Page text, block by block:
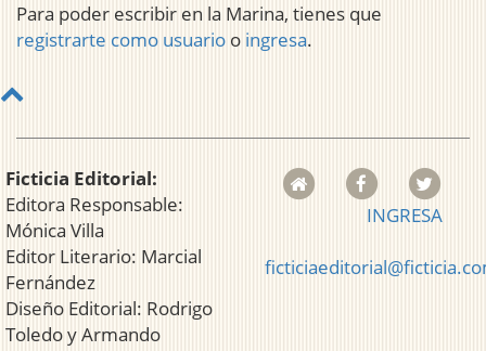
Para poder escribir en la Marina, tienes que
registrarte como usuario o ingresa.
Ficticia Editorial:
Editora Responsable:
Mónica Villa
Editor Literario: Marcial
Fernández
Diseño Editorial: Rodrigo
Toledo y Armando
INGRESA